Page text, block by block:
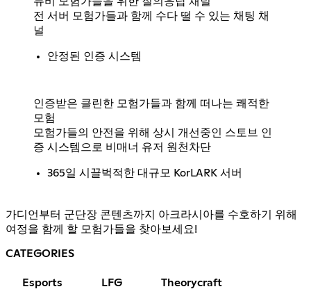
전 서버 모험가들과 함께 수다 떨 수 있는 채팅 채
널
안정된 인증 시스템
인증받은 클린한 모험가들과 함께 떠나는 쾌적한
모험
모험가들의 안전을 위해 상시 개선중인 스토브 인
증 시스템으로 비매너 유저 원천차단
365일 시끌벅적한 대규모 KorLARK 서버
가디언부터 군단장 콘텐츠까지 아크라시아를 수호하기 위해
여정을 함께 할 모험가들을 찾아보세요!
CATEGORIES
Esports LFG Theorycraft